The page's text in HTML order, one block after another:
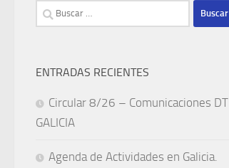
Buscar:
ENTRADAS RECIENTES
Circular 8/26 – Comunicaciones DT
GALICIA
Agenda de Actividades en Galicia.